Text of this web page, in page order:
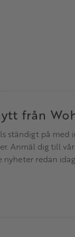
från
ständigt på
Anmäl dig till
nyheter redan